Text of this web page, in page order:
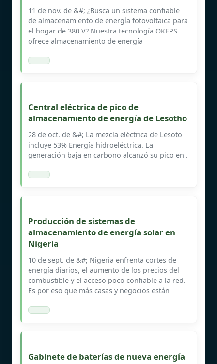
11 de nov. de &#; ¿Busca un sistema confiable
de almacenamiento de energía fotovoltaica para
el hogar de 380 V? Nuestra tecnología OKEPS
ofrece almacenamiento de energía
Central eléctrica de pico de
almacenamiento de energía de Lesotho
28 de oct. de &#; La mezcla eléctrica de Lesoto
incluye 53% Energía hidroeléctrica. La
generación baja en carbono alcanzó su pico en .
Producción de sistemas de
almacenamiento de energía solar en
Nigeria
10 de sept. de &#; Nigeria enfrenta cortes de
energía diarios, el aumento de los precios del
combustible y el acceso poco confiable a la red.
Es por eso que más casas y negocios están
Gabinete de baterías de nueva energía